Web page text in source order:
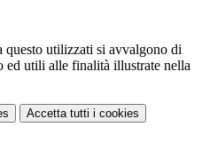
questo utilizzati si avvalgono di
ed utili alle finalità illustrate nella
Accetta tutti i cookies